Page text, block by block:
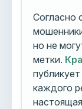
Согласно
но не
метки.
каждого